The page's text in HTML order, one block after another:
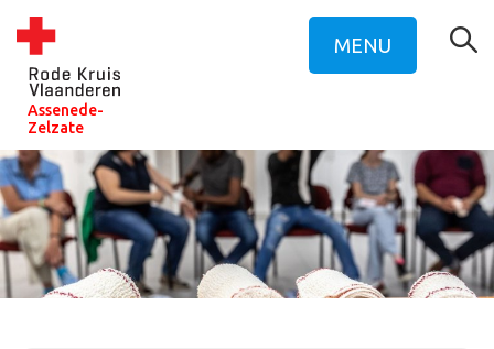
Assenede-
Zelzate
MENU